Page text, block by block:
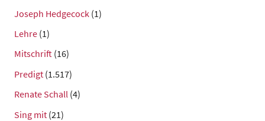
Joseph Hedgecock (1)
Lehre (1)
Mitschrift (16)
Predigt (1.517)
Renate Schall (4)
Sing mit (21)